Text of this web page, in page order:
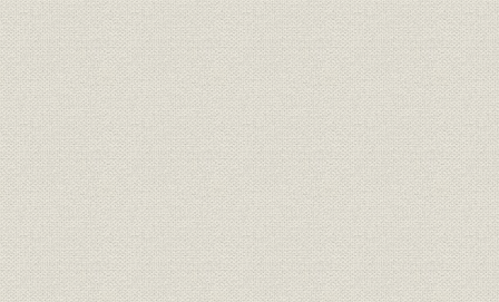
2. しょうゆ醸造業の構造
3. 一族の事業戦略
4. 一族造家への生産力集中
第2章 「上方勢」「銚子勢」との競争
1. 江戸とその周辺の新市場
2. 「下りしょうゆ」を追撃